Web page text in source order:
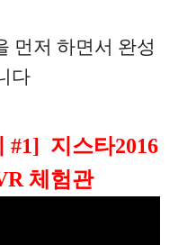
먼저 하면서 완성
다
#1] 지스타2016
체험관